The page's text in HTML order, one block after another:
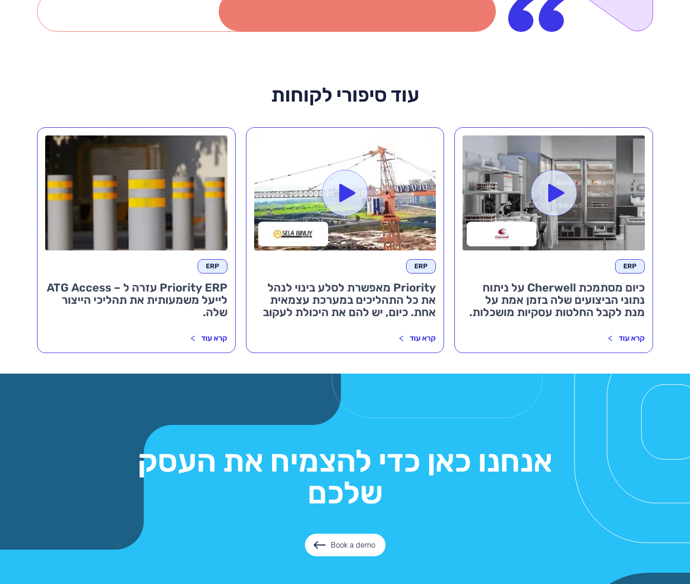
עוד סיפורי לקוחות
ERP
כיום מסתמכת Cherwell על ניתוח
נתוני הביצועים שלה בזמן אמת על
מנת לקבל החלטות עסקיות מושכלות.
קרא עוד
ERP
Priority מאפשרת לסלע בינוי לנהל
את כל התהליכים במערכת עצמאית
אחת. כיום, יש להם את היכולת לעקוב
ידניים לאוטומטיים ולהתייעל.
קרא עוד
ERP
Priority ERP עזרה ל – ATG Access
לייעל משמעותית את תהליכי הייצור
שלה.
קרא עוד
אנחנו כאן כדי להצמיח את העסק
שלכם
Book a demo